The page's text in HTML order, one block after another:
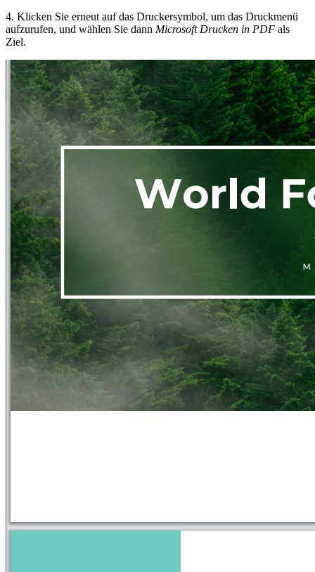
4. Klicken Sie erneut auf das Druckersymbol, um das Druckmenü
aufzurufen, und wählen Sie dann Microsoft Drucken in PDF als
Ziel.